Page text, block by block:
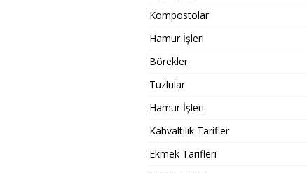
Kompostolar
Hamur İşleri
Börekler
Tuzlular
Hamur İşleri
Kahvaltılık Tarifler
Ekmek Tarifleri